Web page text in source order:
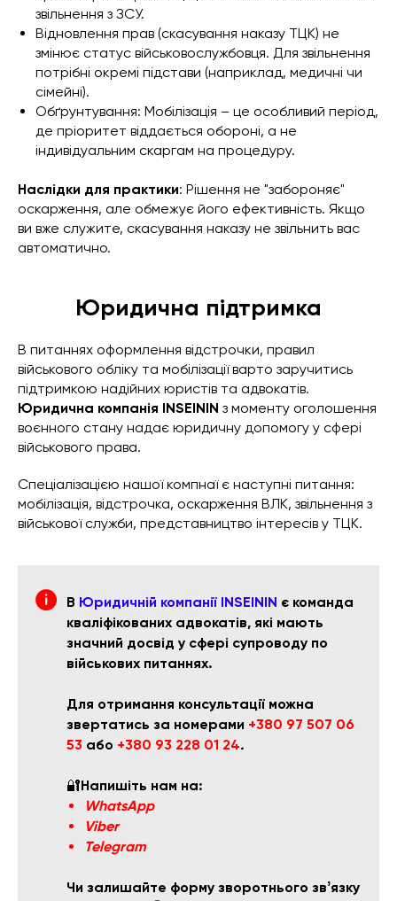
звільнення з ЗСУ.
Відновлення прав (скасування наказу ТЦК) не
змінює статус військовослужбовця. Для звільнення
потрібні окремі підстави (наприклад, медичні чи
сімейні).
Обґрунтування: Мобілізація – це особливий період,
де пріоритет віддається обороні, а не
індивідуальним скаргам на процедуру.
Наслідки для практики: Рішення не "забороняє"
оскарження, але обмежує його ефективність. Якщо
ви вже служите, скасування наказу не звільнить вас
автоматично.
Юридична підтримка
В питаннях оформлення відстрочки, правил
військового обліку та мобілізації варто заручитись
підтримкою надійних юристів та адвокатів.
Юридична компанія INSEININ з моменту оголошення
воєнного стану надає юридичну допомогу у сфері
військового права.
Спеціалізацією нашої компнаї є наступні питання:
мобілізація, відстрочка, оскарження ВЛК, звільнення з
військової служби, представництво інтересів у ТЦК.
В Юридичній компанії INSEININ є команда
кваліфікованих адвокатів, які мають
значний досвід у сфері супроводу по
військових питаннях.
Для отримання консультації можна
звертатись за номерами +380 97 507 06
53 або +380 93 228 01 24.
🔐Напишіть нам на:
WhatsApp
Viber
Telegram
Чи залишайте форму зворотнього звʼязку